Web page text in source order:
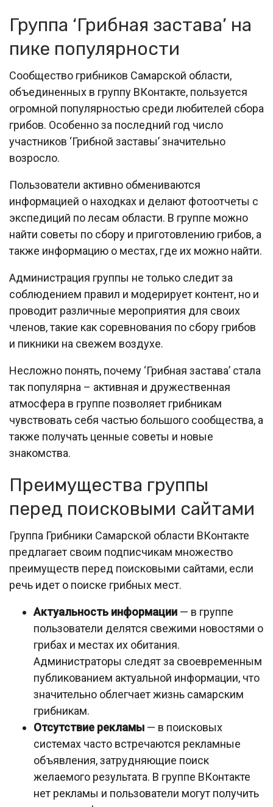
Группа ‘Грибная застава’ на
пике популярности
Сообщество грибников Самарской области,
объединенных в группу ВКонтакте, пользуется
огромной популярностью среди любителей сбора
грибов. Особенно за последний год число
участников ‘Грибной заставы’ значительно
возросло.
Пользователи активно обмениваются
информацией о находках и делают фотоотчеты с
экспедиций по лесам области. В группе можно
найти советы по сбору и приготовлению грибов, а
также информацию о местах, где их можно найти.
Администрация группы не только следит за
соблюдением правил и модерирует контент, но и
проводит различные мероприятия для своих
членов, такие как соревнования по сбору грибов
и пикники на свежем воздухе.
Несложно понять, почему ‘Грибная застава’ стала
так популярна – активная и дружественная
атмосфера в группе позволяет грибникам
чувствовать себя частью большого сообщества, а
также получать ценные советы и новые
знакомства.
Преимущества группы
перед поисковыми сайтами
Группа Грибники Самарской области ВКонтакте
предлагает своим подписчикам множество
преимуществ перед поисковыми сайтами, если
речь идет о поиске грибных мест.
Актуальность информации — в группе
пользователи делятся свежими новостями о
грибах и местах их обитания.
Администраторы следят за своевременным
публикованием актуальной информации, что
значительно облегчает жизнь самарским
грибникам.
Отсутствие рекламы — в поисковых
системах часто встречаются рекламные
объявления, затрудняющие поиск
желаемого результата. В группе ВКонтакте
нет рекламы и пользователи могут получить